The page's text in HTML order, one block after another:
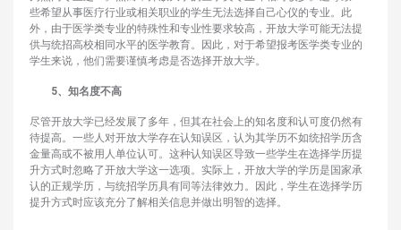
些希望从事医疗行业或相关职业的学生无法选择自己心仪的专业。此
外，由于医学类专业的特殊性和专业性要求较高，开放大学可能无法提
供与统招高校相同水平的医学教育。因此，对于希望报考医学类专业的
学生来说，他们需要谨慎考虑是否选择开放大学。
5、知名度不高‌
尽管开放大学已经发展了多年，但其在社会上的知名度和认可度仍然有
待提高。一些人对开放大学存在认知误区，认为其学历不如统招学历含
金量高或不被用人单位认可。这种认知误区导致一些学生在选择学历提
升方式时忽略了开放大学这一选项。实际上，开放大学的学历是国家承
认的正规学历，与统招学历具有同等法律效力。因此，学生在选择学历
提升方式时应该充分了解相关信息并做出明智的选择。